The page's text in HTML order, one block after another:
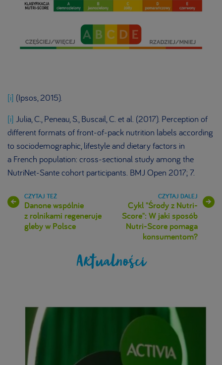
[i] (Ipsos, 2015).
[i] Julia, C., Peneau, S., Buscail, C. et al. (2017). Perception of
different formats of front-of-pack nutrition labels according
to sociodemographic, lifestyle and dietary factors in
a French population: cross-sectional study among the
NutriNet-Sante cohort participants. BMJ Open 2017; 7.
Danone wspólnie
z rolnikami regeneruje
gleby w Polsce
Cykl "Środy z Nutri-
Score": W jaki sposób
Nutri-Score pomaga
konsumentom?
Aktualności